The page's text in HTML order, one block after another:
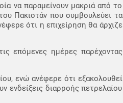
να παραμείνουν μακριά από το
Πακιστάν που συμβουλεύει τα
ότι η επιχείρηση θα άρχιζε
επόμενες ημέρες παρέχοντας
ενώ ανέφερε ότι εξακολουθεί
ενδείξεις διαρροής πετρελαίου